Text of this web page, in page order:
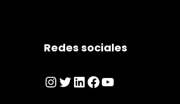
Redes sociales
Instagram
Twitter
LinkedIn
Facebook
YouTube